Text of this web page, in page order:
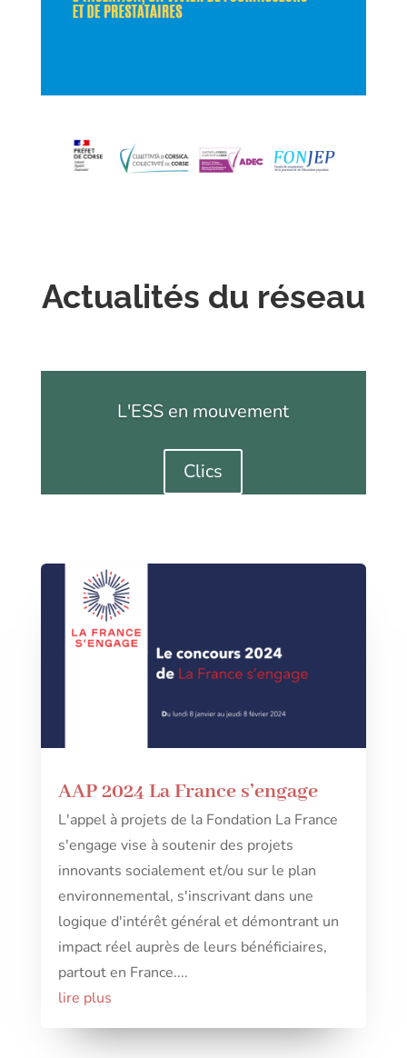
Actualités du réseau
L'ESS en mouvement
Clics
AAP 2024 La France s’engage
L'appel à projets de la Fondation La France
s'engage vise à soutenir des projets
innovants socialement et/ou sur le plan
environnemental, s'inscrivant dans une
logique d'intérêt général et démontrant un
impact réel auprès de leurs bénéficiaires,
partout en France....
lire plus